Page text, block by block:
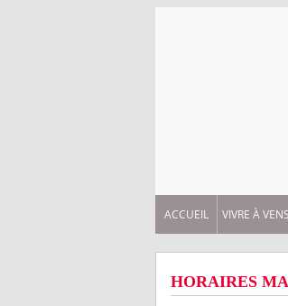
ACCUEIL VIVRE À
HORAIRES